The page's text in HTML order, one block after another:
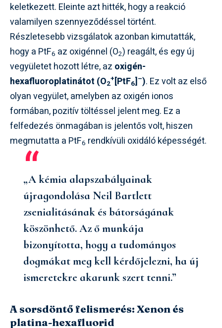
keletkezett. Eleinte azt hitték, hogy a reakció
valamilyen szennyeződéssel történt.
Részletesebb vizsgálatok azonban kimutatták,
hogy a PtF6 az oxigénnel (O2) reagált, és egy új
vegyületet hozott létre, az oxigén-
hexafluoroplatinátot (O2
+ [PtF6] –). Ez volt az első
olyan vegyület, amelyben az oxigén ionos
formában, pozitív töltéssel jelent meg. Ez a
felfedezés önmagában is jelentős volt, hiszen
megmutatta a PtF6 rendkívüli oxidáló képességét.
„A kémia alapszabályainak
újragondolása Neil Bartlett
zsenialitásának és bátorságának
köszönhető. Az ő munkája
bizonyította, hogy a tudományos
dogmákat meg kell kérdőjelezni, ha új
ismeretekre akarunk szert tenni.”
A sorsdöntő felismerés: Xenon és
platina-hexafluorid